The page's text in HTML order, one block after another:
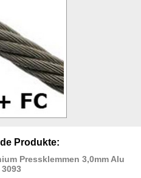
Produkte:
Pressklemmen 3,0mm Alu